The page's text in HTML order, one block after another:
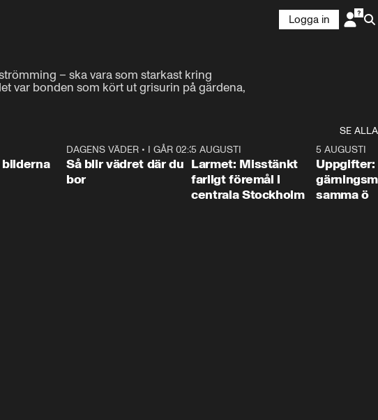
Logga in
– ska vara som starkast kring
var bonden som kört ut grisurin på gärdena,
SE ALLA
1:06
DAGENS VÄDER• I GÅR 02:30
Så blir vädret där du
bor
0:35
5 AUGUSTI
Larmet: Misstänkt
farligt föremål i
centrala Stockholm
5 AUGUSTI
Uppgifter:
samma ö